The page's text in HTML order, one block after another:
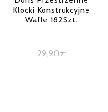
Klocki Konstrukcyjne
Wafle 182Szt.
29,90zł